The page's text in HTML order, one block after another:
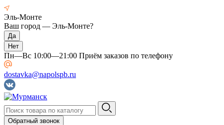
Эль-Монте
Ваш город — Эль-Монте?
Пн—Вс 10:00—21:00 Приём заказов по телефону
dostavka@napolspb.ru
Обратный звонок